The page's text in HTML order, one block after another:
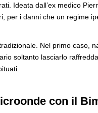
Ideata dall’ex medico
per i danni che un regime
Nel primo caso,
soltanto lasciarlo
con il